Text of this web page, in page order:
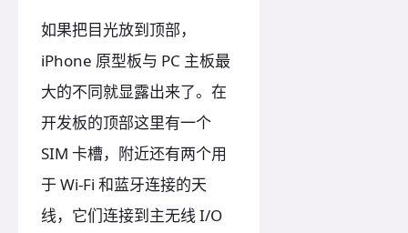
如果把目光放到顶部，
iPhone 原型板与 PC 主板最
大的不同就显露出来了。在
开发板的顶部这里有一个
SIM 卡槽，附近还有两个用
于 Wi-Fi 和蓝牙连接的天
线，它们连接到主无线 I/O